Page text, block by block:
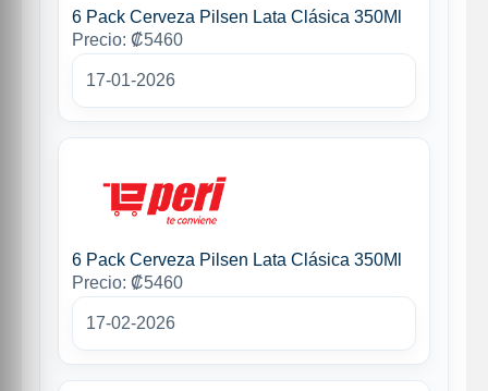
6 Pack Cerveza Pilsen Lata Clásica 350Ml
Precio: ₡5460
17-01-2026
6 Pack Cerveza Pilsen Lata Clásica 350Ml
Precio: ₡5460
17-02-2026